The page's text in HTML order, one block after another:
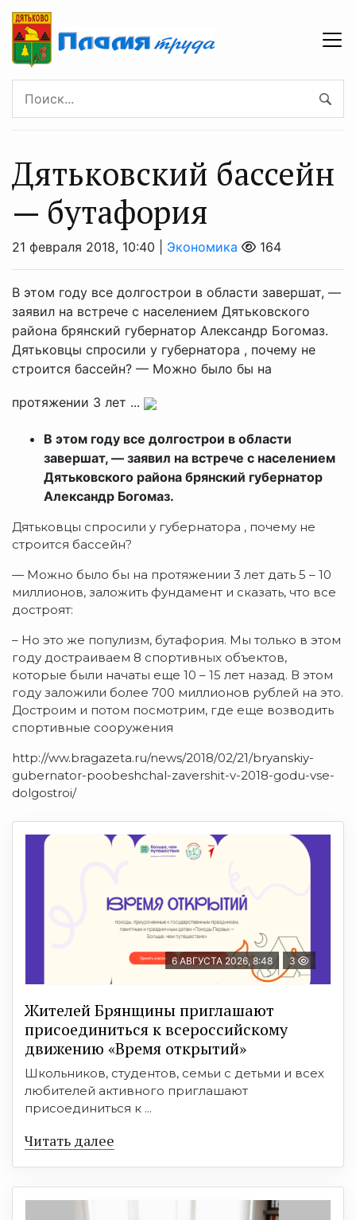
Дятьковский бассейн
— бутафория
21 февраля 2018, 10:40 | Экономика 164
В этом году все долгострои в области завершат, —
заявил на встрече с населением Дятьковского
района брянский губернатор Александр Богомаз.
Дятьковцы спросили у губернатора , почему не
строится бассейн? — Можно было бы на
протяжении 3 лет ...
В этом году все долгострои в области
завершат, — заявил на встрече с населением
Дятьковского района брянский губернатор
Александр Богомаз.
Дятьковцы спросили у губернатора , почему не
строится бассейн?
— Можно было бы на протяжении 3 лет дать 5 – 10
миллионов, заложить фундамент и сказать, что все
достроят:
– Но это же популизм, бутафория. Мы только в этом
году достраиваем 8 спортивных объектов,
которые были начаты еще 10 – 15 лет назад. В этом
году заложили более 700 миллионов рублей на это.
Достроим и потом посмотрим, где еще возводить
спортивные сооружения
http://ww.bragazeta.ru/news/2018/02/21/bryanskiy-
gubernator-poobeshchal-zavershit-v-2018-godu-vse-
dolgostroi/
6 АВГУСТА 2026, 8:48 3
Жителей Брянщины приглашают
присоединиться к всероссийскому
движению «Время открытий»
Школьников, студентов, семьи с детьми и всех
любителей активного приглашают
присоединиться к ...
Читать далее